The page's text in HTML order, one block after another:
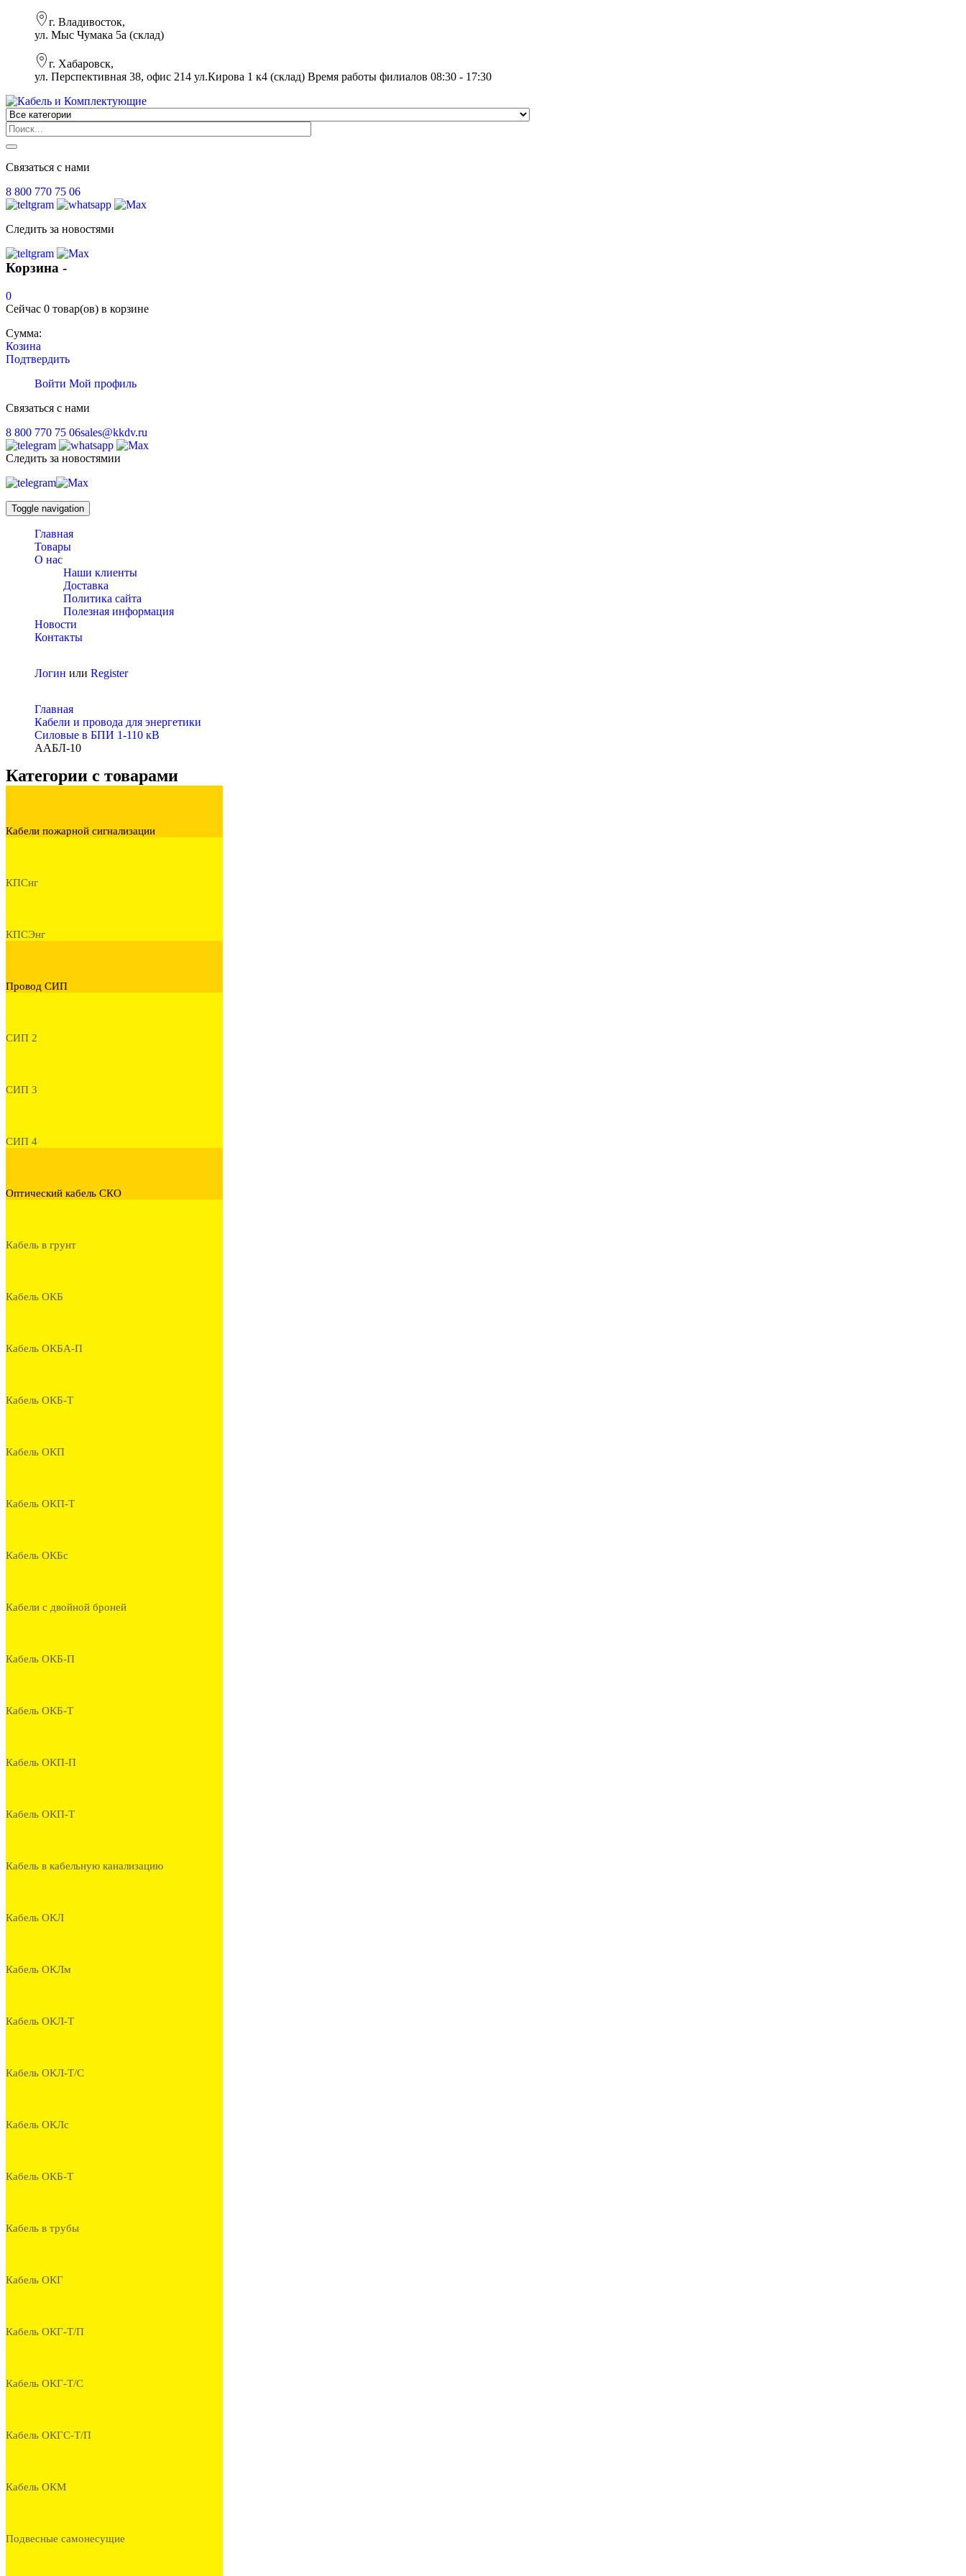
г. Владивосток,
ул. Мыс Чумака 5а (склад)
г. Хабаровск,
ул. Перспективная 38, офис 214 ул.Кирова 1 к4 (склад) Время работы филиалов 08:30 - 17:30
Связаться с нами
8 800 770 75 06
Следить за новостями
Корзина -
0
Сейчас 0 товар(ов) в корзине
Сумма:
Козина
Подтвердить
Войти Мой профиль
Связаться с нами
8 800 770 75 06sales@kkdv.ru
Следить за новостямии
Toggle navigation
Главная
Товары
О нас
Наши клиенты
Доставка
Политика сайта
Полезная информация
Новости
Контакты
Логин или Register
Главная
Кабели и провода для энергетики
Cиловые в БПИ 1-110 кВ
ААБЛ-10
Категории с товарами
Кабели пожарной сигнализации
КПСнг
КПСЭнг
Провод СИП
СИП 2
СИП 3
СИП 4
Оптический кабель СКО
Кабель в грунт
Кабель ОКБ
Кабель ОКБА-П
Кабель ОКБ-Т
Кабель ОКП
Кабель ОКП-Т
Кабель ОКБс
Кабели с двойной броней
Кабель ОКБ-П
Кабель ОКБ-Т
Кабель ОКП-П
Кабель ОКП-Т
Кабель в кабельную канализацию
Кабель ОКЛ
Кабель ОКЛм
Кабель ОКЛ-Т
Кабель ОКЛ-Т/С
Кабель ОКЛс
Кабель ОКБ-Т
Кабель в трубы
Кабель ОКГ
Кабель ОКГ-Т/П
Кабель ОКГ-Т/С
Кабель ОКГС-Т/П
Кабель ОКМ
Подвесные самонесущие